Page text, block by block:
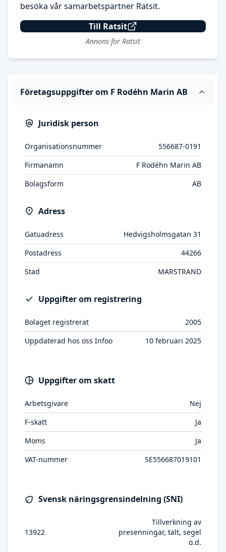
besöka vår samarbetspartner Ratsit.
Till Ratsit
Annons för Ratsit
Företagsuppgifter om F Rodéhn Marin AB
Juridisk person
Organisationsnummer
556687-0191
Firmanamn
F Rodéhn Marin AB
Bolagsform
AB
Adress
Gatuadress
Hedvigsholmsgatan 31
Postadress
44266
Stad
MARSTRAND
Uppgifter om registrering
Bolaget registrerat
2005
Uppdaterad hos oss Infoo
10 februari 2025
Uppgifter om skatt
Arbetsgivare
Nej
F-skatt
Ja
Moms
Ja
VAT-nummer
SE556687019101
Svensk näringsgrensindelning (SNI)
13922
Tillverkning av
presenningar, tält, segel
o.d.